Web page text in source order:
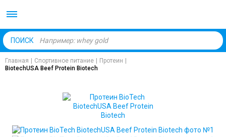
ПОИСК
Главная Спортивное питание Протеин
BiotechUSA Beef Protein Biotech